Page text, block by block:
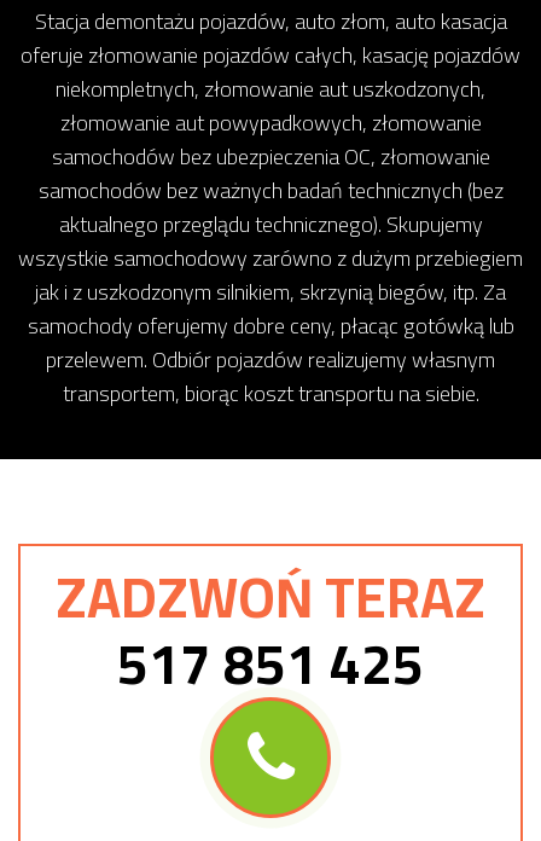
Stacja demontażu pojazdów, auto złom, auto kasacja
oferuje złomowanie pojazdów całych, kasację pojazdów
niekompletnych, złomowanie aut uszkodzonych,
złomowanie aut powypadkowych, złomowanie
samochodów bez ubezpieczenia OC, złomowanie
samochodów bez ważnych badań technicznych (bez
aktualnego przeglądu technicznego). Skupujemy
wszystkie samochodowy zarówno z dużym przebiegiem
jak i z uszkodzonym silnikiem, skrzynią biegów, itp. Za
samochody oferujemy dobre ceny, płacąc gotówką lub
przelewem. Odbiór pojazdów realizujemy własnym
transportem, biorąc koszt transportu na siebie.
ZADZWOŃ TERAZ
517 851 425